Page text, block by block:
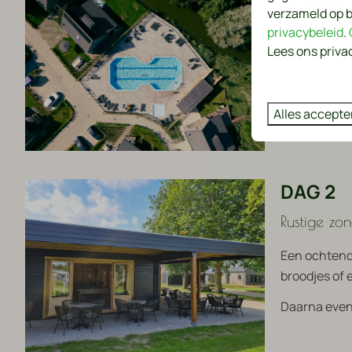
Aankomst
De
staat bij
DAG 2
Rustige
Een
broodjes of
Daarna
verzameld op
privacybeleid.
Lees ons
Alles